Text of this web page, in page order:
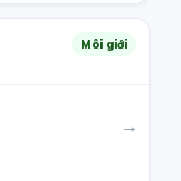
Môi giới
→